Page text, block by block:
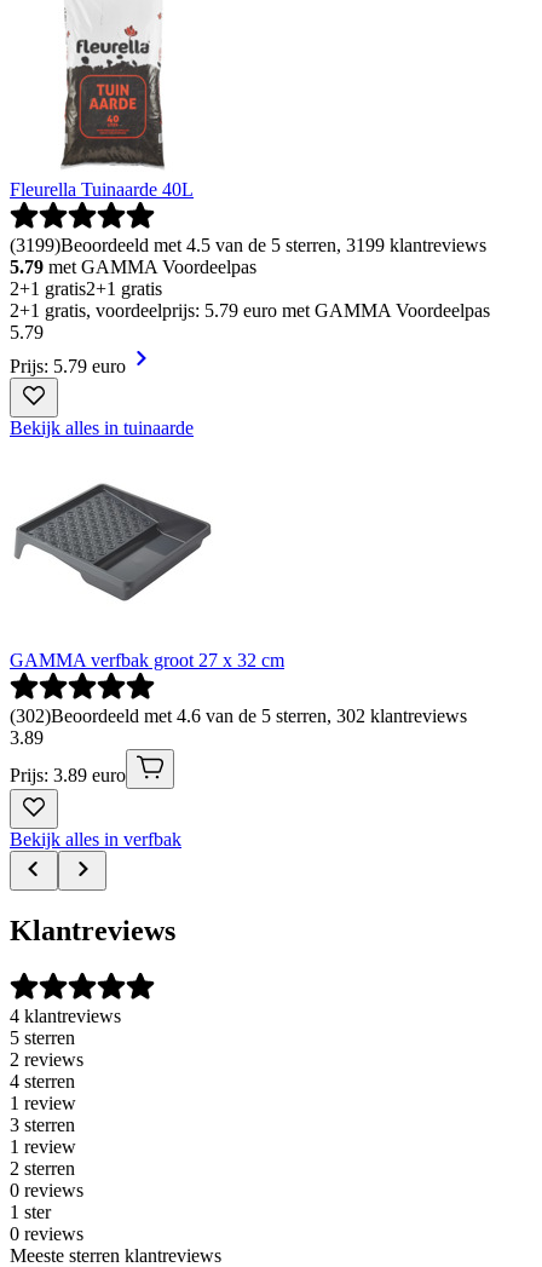
Fleurella Tuinaarde 40L
(3199)Beoordeeld met 4.5 van de 5 sterren, 3199 klantreviews
5.79 met GAMMA Voordeelpas
2+1 gratis2+1 gratis
2+1 gratis, voordeelprijs: 5.79 euro met GAMMA Voordeelpas
5.79
Prijs: 5.79 euro
Bekijk alles in tuinaarde
GAMMA verfbak groot 27 x 32 cm
(302)Beoordeeld met 4.6 van de 5 sterren, 302 klantreviews
3.89
Prijs: 3.89 euro
Bekijk alles in verfbak
Klantreviews
4 klantreviews
5 sterren
2 reviews
4 sterren
1 review
3 sterren
1 review
2 sterren
0 reviews
1 ster
0 reviews
Meeste sterren klantreviews